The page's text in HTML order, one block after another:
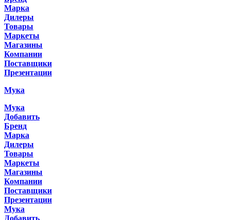
Марка
Дилеры
Товары
Маркеты
Магазины
Компании
Поставщики
Презентации
Мука
Мука
Добавить
Бренд
Марка
Дилеры
Товары
Маркеты
Магазины
Компании
Поставщики
Презентации
Мука
Добавить